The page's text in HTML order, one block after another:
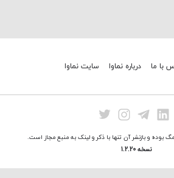
با ما درباره نماوا سایت نماوا
بوده و بازنشر آن تنها با ذکر و لینک به منبع مجاز است.
نسخه 1.2.20